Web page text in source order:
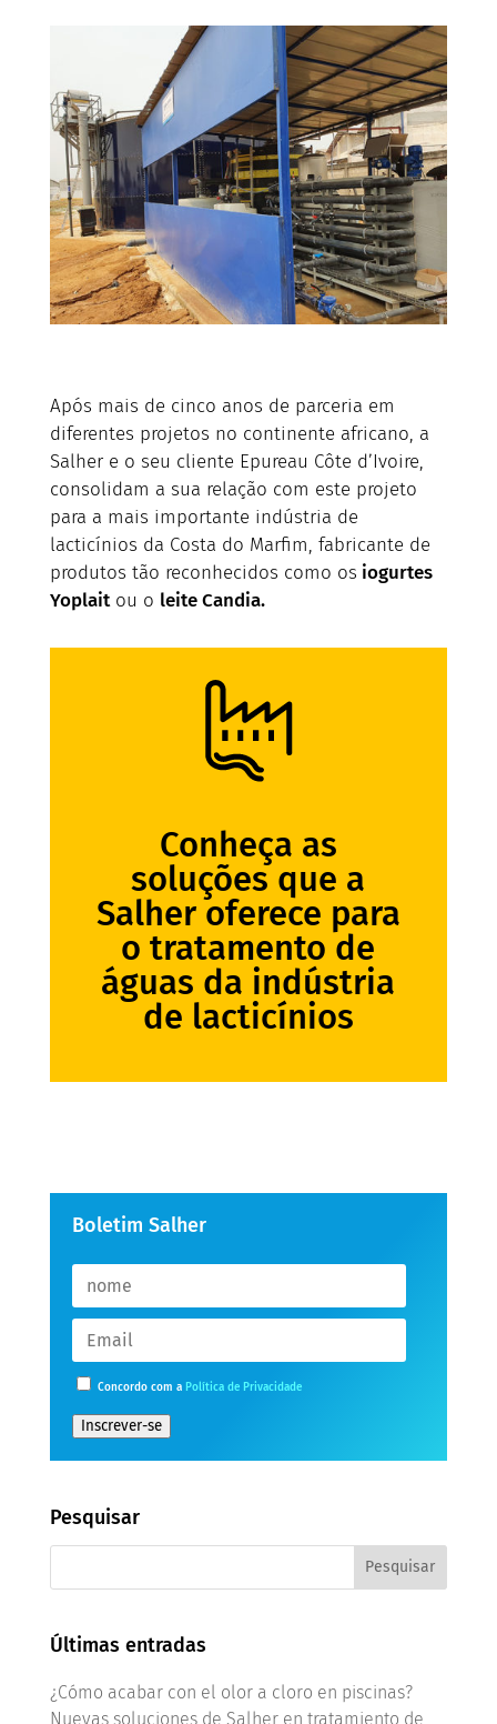
Após mais de cinco anos de parceria em
diferentes projetos no continente africano, a
Salher e o seu cliente Epureau Côte d’Ivoire,
consolidam a sua relação com este projeto
para a mais importante indústria de
lacticínios da Costa do Marfim, fabricante de
produtos tão reconhecidos como os iogurtes
Yoplaitou o leite Candia.
Conheça as
soluções que a
Salher oferece para
o tratamento de
águas da indústria
de lacticínios
Boletim Salher
Concordo com a Política de Privacidade
Inscrever-se
Pesquisar
Últimas entradas
¿Cómo acabar con el olor a cloro en piscinas?
Nuevas soluciones de Salher en tratamiento de